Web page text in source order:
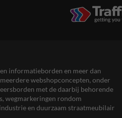
informatieborden en meer dan
webshopconcepten, onder
met de daarbij behorende
wegmarkeringen rondom
en duurzaam straatmeubilair